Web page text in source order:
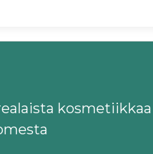
kosmetiikkaa